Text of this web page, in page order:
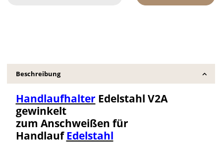
Beschreibung
Handlaufhalter Edelstahl V2A
gewinkelt
zum Anschweißen für
HandlaufEdelstahl